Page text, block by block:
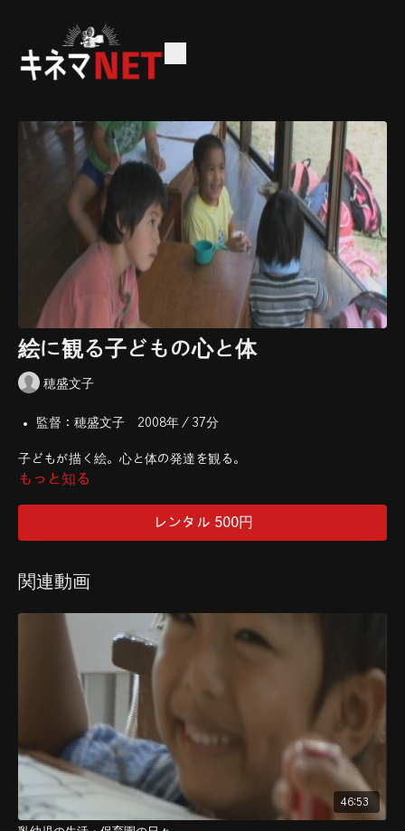
絵に観る子どもの心と体
穂盛文子
監督：穂盛文子 2008年／37分
子どもが描く絵。心と体の発達を観る。
絵からは、実に多くのことが読み取れるのです。今の子どもの発
達状況、家庭環境に問題はないか。食事の好き嫌い、生活環境は
に描かれる豊かな水彩画を掲載しています。
「絵は好きな時に好きなだけ、自由に描いていいよ」決して大人は
教え込まない。1歳を過ぎ、初めて絵を描きだし、成長とともに
変化する。友だちと遊んだ楽しいことも、体の不調や心の不安定
さをも、子供たちは絵に描く。「えっ、この絵の何が問題なの？」
子どもの絵を真ん中に、斎藤公子が保育者と親と、絵に表れてい
る問題点を探る。テレビ・ゲーム、早期教育、過保護、過干渉な
ど、子を思うがゆえの親心が子どもを押しつぶしていないか？
周囲の大人たちの努力や理解で、子どもたちは素晴らしい可能性
をみせてくれる。
もっと知る
レンタル 500円
関連動画
46:53